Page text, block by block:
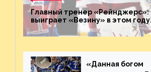
Главный тренер
выиграет «Везину» в этом
невероятен
«Данная богом